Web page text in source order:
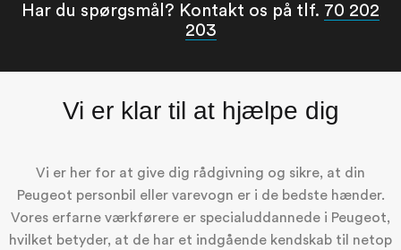
Har du spørgsmål? Kontakt os på tlf. 70 202
203
Vi er klar til at hjælpe dig
Vi er her for at give dig rådgivning og sikre, at din
Peugeot personbil eller varevogn er i de bedste hænder.
Vores erfarne værkførere er specialuddannede i Peugeot,
hvilket betyder, at de har et indgående kendskab til netop